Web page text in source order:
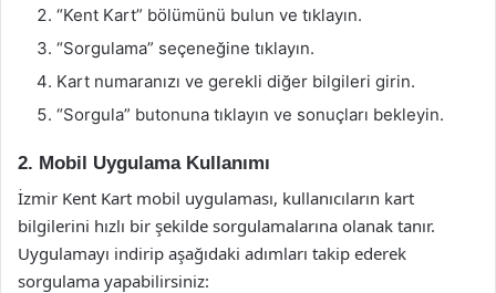
“Kent Kart” bölümünü bulun ve tıklayın.
“Sorgulama” seçeneğine tıklayın.
Kart numaranızı ve gerekli diğer bilgileri girin.
“Sorgula” butonuna tıklayın ve sonuçları bekleyin.
2. Mobil Uygulama Kullanımı
İzmir Kent Kart mobil uygulaması, kullanıcıların kart
bilgilerini hızlı bir şekilde sorgulamalarına olanak tanır.
Uygulamayı indirip aşağıdaki adımları takip ederek
sorgulama yapabilirsiniz: